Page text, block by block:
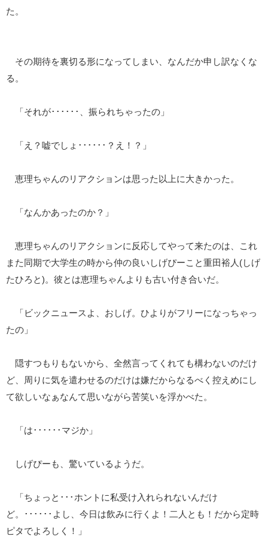
た。
その期待を裏切る形になってしまい、なんだか申し訳なくな
る。
「それが･･････、振られちゃったの」
「え？嘘でしょ･･････？え！？」
恵理ちゃんのリアクションは思った以上に大きかった。
「なんかあったのか？」
恵理ちゃんのリアクションに反応してやって来たのは、これ
また同期で大学生の時から仲の良いしげぴーこと重田裕人(しげ
たひろと)。彼とは恵理ちゃんよりも古い付き合いだ。
「ビックニュースよ、おしげ。ひよりがフリーになっちゃっ
たの」
隠すつもりもないから、全然言ってくれても構わないのだけ
ど、周りに気を遣わせるのだけは嫌だからなるべく控えめにし
て欲しいなぁなんて思いながら苦笑いを浮かべた。
「は･･････マジか」
しげぴーも、驚いているようだ。
「ちょっと･･･ホントに私受け入れられないんだけ
ど。･･････よし、今日は飲みに行くよ！二人とも！だから定時
ピタでよろしく！」